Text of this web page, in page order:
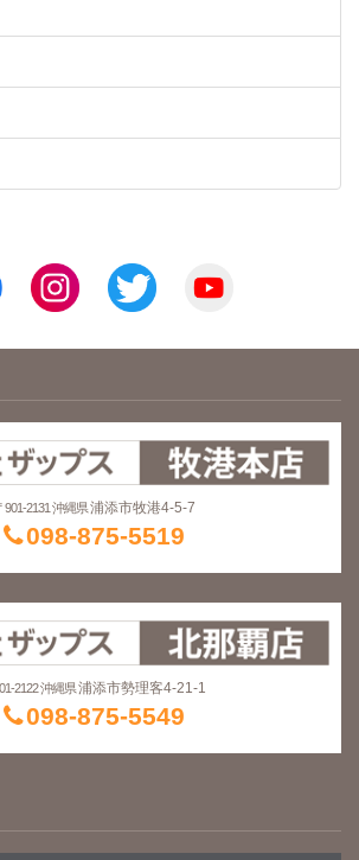
901-2131 沖縄県 浦添市牧港4-5-7
098-875-5519
2122 沖縄県浦添市勢理客4-21-1
098-875-5549